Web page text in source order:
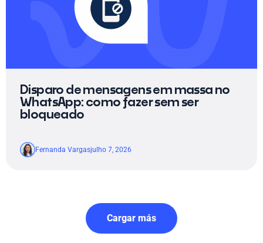
Disparo de mensagens em massa no
WhatsApp: como fazer sem ser
bloqueado
Fernanda Vargasjulho 7, 2026
Cargar más